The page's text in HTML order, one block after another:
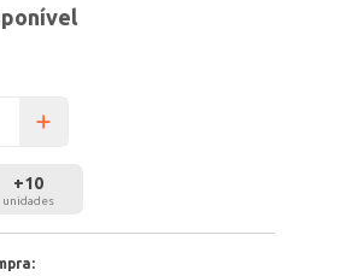
+10
unidades